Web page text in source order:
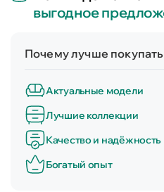
выгодное
Почему лучше покупать
Актуальные модели
Лучшие коллекции
Качество и надёжность
Богатый опыт